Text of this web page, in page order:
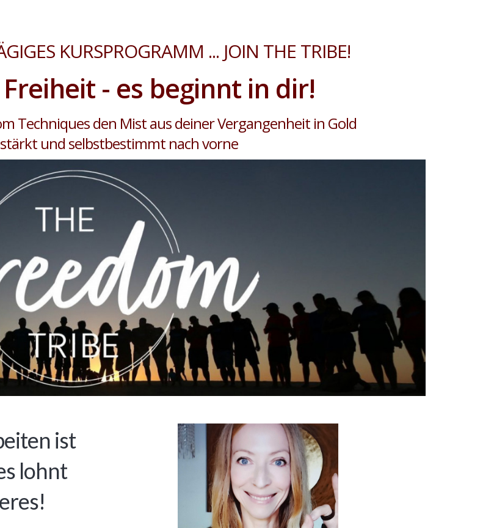
KURSPROGRAMM ... JOIN THE TRIBE!
- es beginnt in dir!
Techniques den Mist aus deiner Vergangenheit in Gold
und selbstbestimmt nach vorne
ist
lohnt